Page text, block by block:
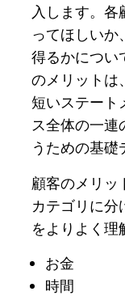
入します。各
ってほしいか
得るかについ
のメリットは
短いステート
ス全体の一連
うための基礎
顧客のメリッ
カテゴリに分
をよりよく理
お金
時間